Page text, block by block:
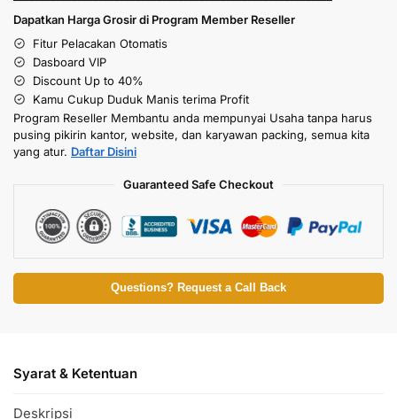
Dapatkan Harga Grosir di Program Member Reseller
Fitur Pelacakan Otomatis
Dasboard VIP
Discount Up to 40%
Kamu Cukup Duduk Manis terima Profit
Program Reseller Membantu anda mempunyai Usaha tanpa harus
pusing pikirin kantor, website, dan karyawan packing, semua kita
yang atur. Daftar Disini
Guaranteed Safe Checkout
Questions? Request a Call Back
Syarat & Ketentuan
Deskripsi